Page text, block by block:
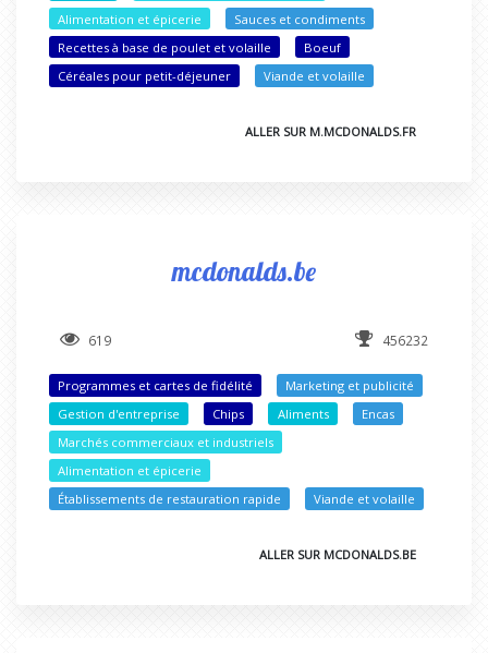
Alimentation et épicerie
Sauces et condiments
Recettes à base de poulet et volaille
Boeuf
Céréales pour petit-déjeuner
Viande et volaille
ALLER SUR M.MCDONALDS.FR
mcdonalds.be
619 456232
Programmes et cartes de fidélité
Marketing et publicité
Gestion d'entreprise
Chips Aliments
Encas
Marchés commerciaux et industriels
Alimentation et épicerie
Établissements de restauration rapide
Viande et volaille
ALLER SUR MCDONALDS.BE